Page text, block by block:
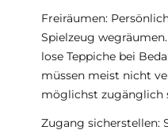
Freiräumen:
Spielzeug
lose Teppiche bei
müssen meist nicht
möglichst zugänglich
Zugang sicherstellen: